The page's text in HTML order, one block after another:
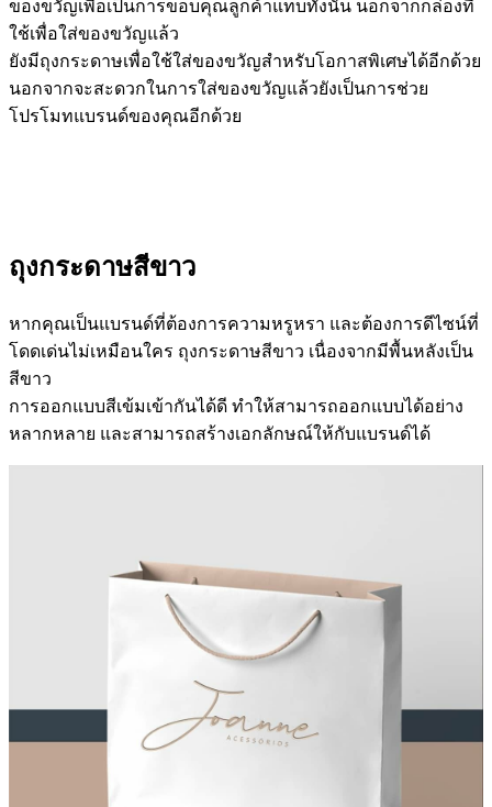
ใช้เพื่อใส่ของขวัญแล้ว
ยังมีถุงกระดาษเพื่อใช้ใส่ของขวัญสำหรับโอกาสพิเศษได้อีกด้วย
นอกจากจะสะดวกในการใส่ของขวัญแล้วยังเป็นการช่วย
โปรโมทแบรนด์ของคุณอีกด้วย
ถุงกระดาษสีขาว
หากคุณเป็นแบรนด์ที่ต้องการความหรูหรา และต้องการดีไซน์ที่
โดดเด่นไม่เหมือนใคร ถุงกระดาษสีขาว เนื่องจากมีพื้นหลังเป็น
สีขาว
การออกแบบสีเข้มเข้ากันได้ดี ทำให้สามารถออกแบบได้อย่าง
หลากหลาย และสามารถสร้างเอกลักษณ์ให้กับแบรนด์ได้